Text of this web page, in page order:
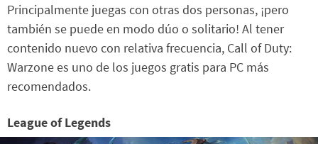
Principalmente juegas con otras dos personas, ¡pero
también se puede en modo dúo o solitario! Al tener
contenido nuevo con relativa frecuencia, Call of Duty:
Warzone es uno de los juegos gratis para PC más
recomendados.
League of Legends